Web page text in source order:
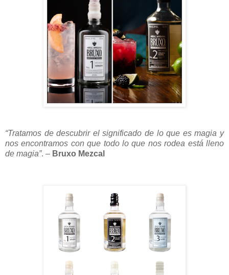
“Tratamos de descubrir el significado de lo que es magia y
nos encontramos con que todo lo que nos rodea está lleno
de magia”. – Bruxo Mezcal